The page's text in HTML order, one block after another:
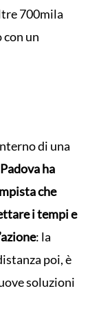
700mila
un
di una
ha
che
i tempi e
: la
poi, è
soluzioni